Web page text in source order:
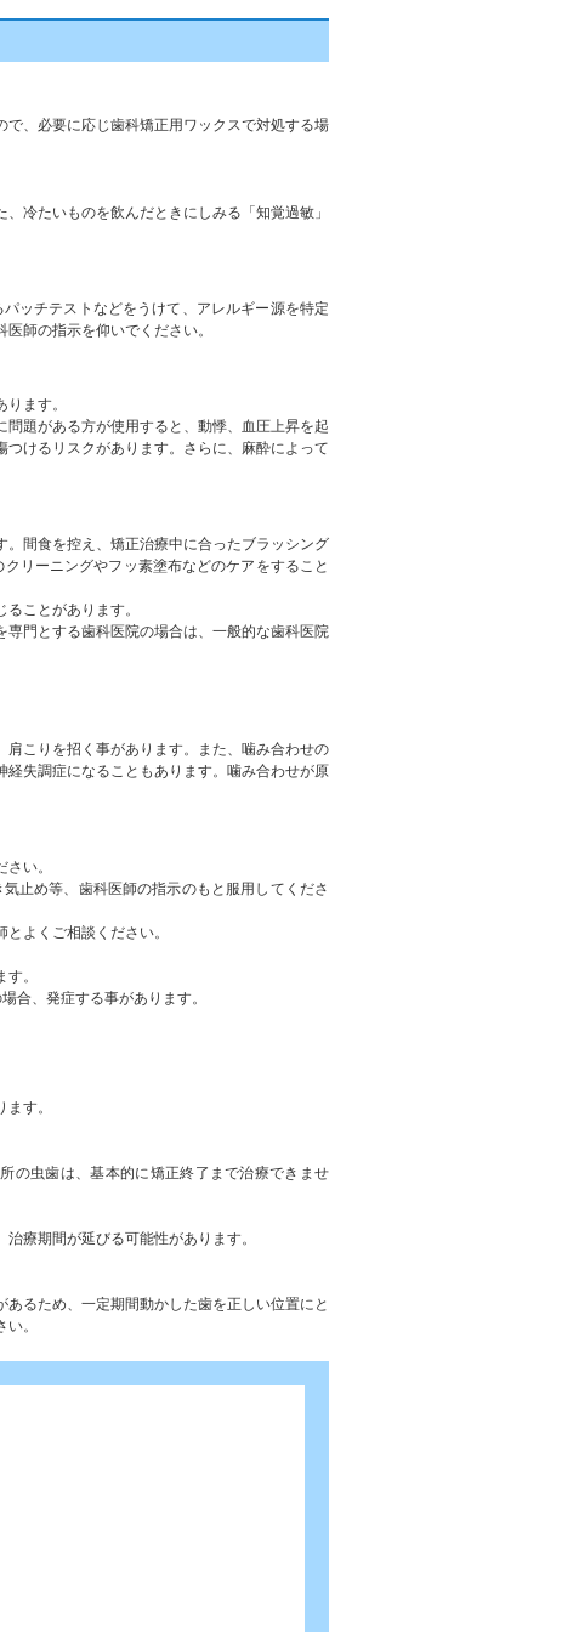
で、必要に応じ歯科矯正用ワックスで対処する場
冷たいものを飲んだときにしみる「知覚過敏」
ッチテストなどをうけて、アレルギー源を特定
ます。
題がある方が使用すると、動悸、血圧上昇を起
けるリスクがあります。さらに、麻酔によって
。間食を控え、矯正治療中に合ったブラッシング
リーニングやフッ素塗布などのケアをすること
ことがあります。
専門とする歯科医院の場合は、一般的な歯科医院
肩こりを招く事があります。また、噛み合わせの
失調症になることもあります。噛み合わせが原
い。
止め等、歯科医師の指示のもと服用してくださ
よくご相談ください。
。
合、発症する事があります。
す。
の虫歯は、基本的に矯正終了まで治療できませ
療期間が延びる可能性があります。
るため、一定期間動かした歯を正しい位置にと